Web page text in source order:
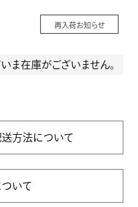
再入荷お知らせ
ま在庫がございません。
方法について
いて